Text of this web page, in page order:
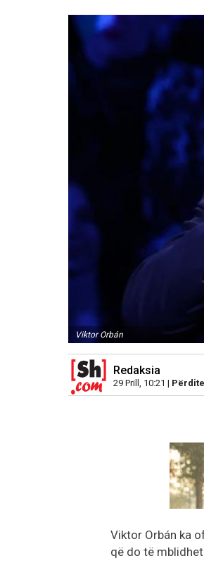
Viktor Orbán
Redaksia
29 Prill, 10:21 |
Viktor Orbán ka
që do të